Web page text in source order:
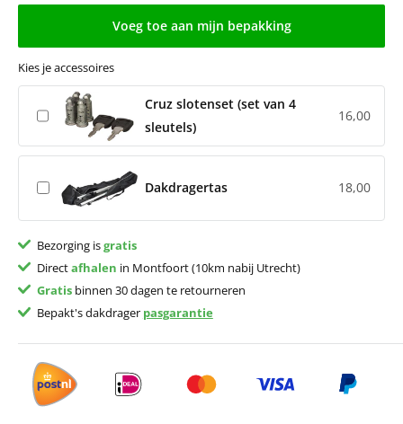
Voeg toe aan mijn bepakking
Kies je accessoires
Cruz slotenset (set van 4
sleutels)
16,00
Dakdragertas 18,00
Bezorging isgratis
Directafhalen in Montfoort (10km nabij Utrecht)
Gratisbinnen 30 dagen te retourneren
Bepakt's dakdrager pasgarantie